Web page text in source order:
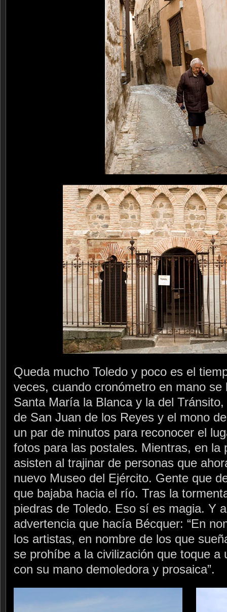
Queda mucho Toledo y poco es el
veces, cuando cronómetro en mano se
Santa María la Blanca y la del
de San Juan de los Reyes y el mono
un par de minutos para reconocer el
fotos para las postales. Mientras, en la
asisten al trajinar de personas que
nuevo Museo del Ejército. Gente que
que bajaba hacia el río. Tras la
piedras de Toledo. Eso sí es magia. Y
advertencia que hacía Bécquer: “En
los artistas, en nombre de los que
se prohíbe a la civilización que toque a
con su mano demoledora y prosaica”.